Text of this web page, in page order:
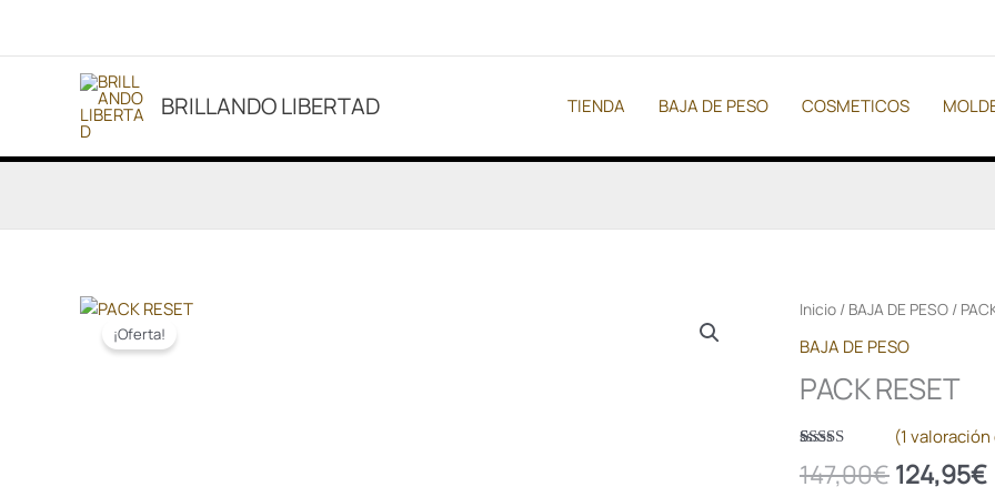
BRILLANDO LIBERTAD TIENDA BAJA DE PESO COSMETICOS
¡Oferta!
Inicio / BAJA DE PESO /
BAJA DE PESO
PACK RESET
Valorado
con5.00de
(1
147,00€
El
precio
original
era:
124,95€
PACK
cantidad